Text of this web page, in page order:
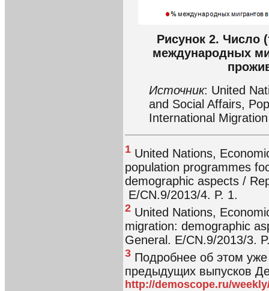
Рисунок 2. Число
международных
Источник: United
and Social Affairs,
International
1 United Nations,
population programmes
demographic aspects /
E/CN.9/2013/4. P. 1.
2 United Nations,
migration: demographic
General. E/CN.9/2013/3.
3 Подробнее об этом
предыдущих выпусков
http://demoscope.ru/